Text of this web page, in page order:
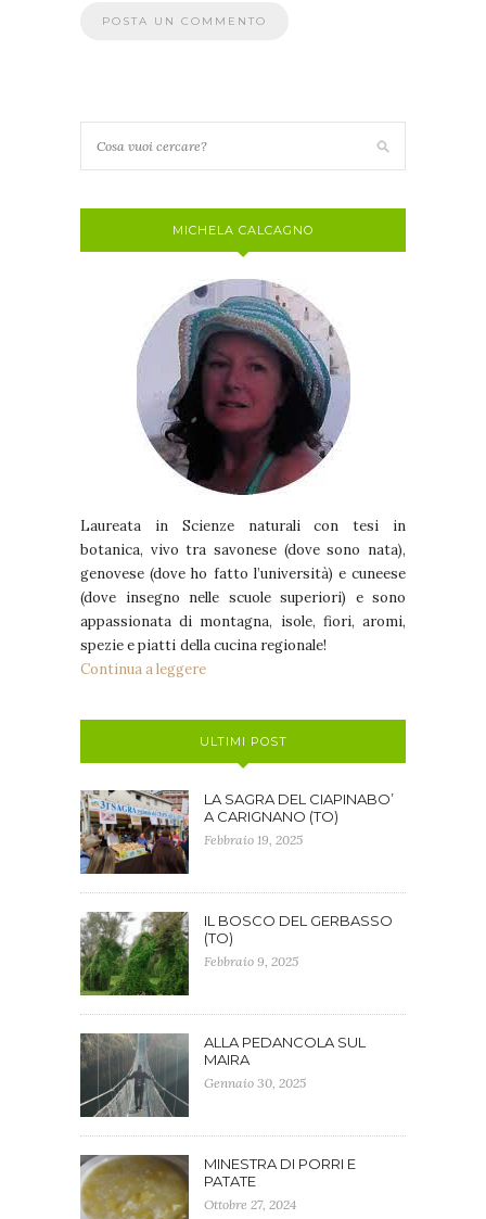
MICHELA CALCAGNO
Laureata in Scienze naturali con tesi in
botanica, vivo tra savonese (dove sono nata),
genovese (dove ho fatto l’università) e cuneese
(dove insegno nelle scuole superiori) e sono
appassionata di montagna, isole, fiori, aromi,
spezie e piatti della cucina regionale!
Continua a leggere
ULTIMI POST
LA SAGRA DEL CIAPINABO’
A CARIGNANO (TO)
Febbraio 19, 2025
IL BOSCO DEL GERBASSO
(TO)
Febbraio 9, 2025
ALLA PEDANCOLA SUL
MAIRA
Gennaio 30, 2025
MINESTRA DI PORRI E
PATATE
Ottobre 27, 2024